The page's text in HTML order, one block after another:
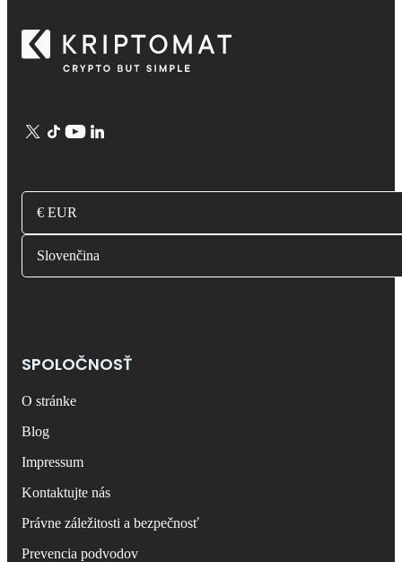
€ EUR
Slovenčina
SPOLOČNOSŤ
O stránke
Blog
Impressum
Kontaktujte nás
Právne záležitosti a bezpečnosť
Prevencia podvodov